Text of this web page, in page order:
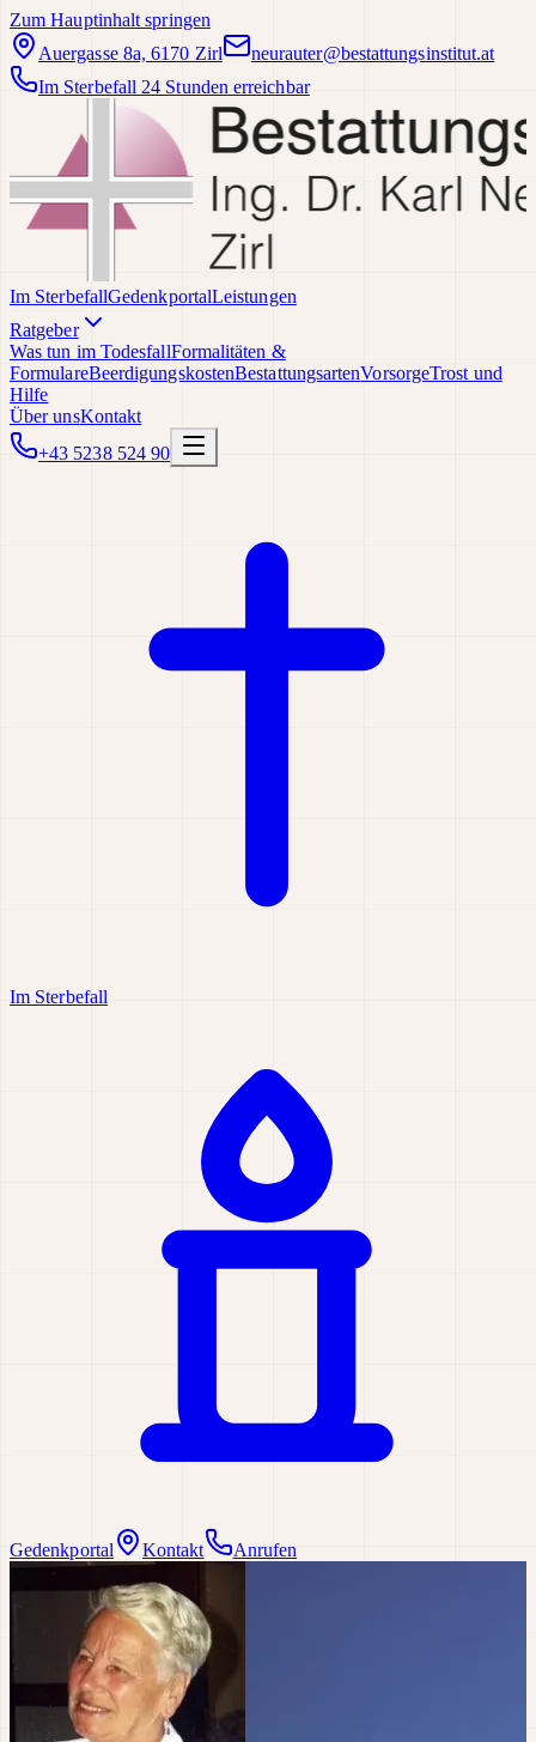
Zum Hauptinhalt springen
Auergasse 8a, 6170 Zirl
neurauter@bestattungsinstitut.at
Im Sterbefall 24 Stunden erreichbar
Im SterbefallGedenkportalLeistungen
Ratgeber
Was tun im TodesfallFormalitäten &
FormulareBeerdigungskostenBestattungsartenVorsorgeTrost und
Hilfe
Über unsKontakt
+43 5238 524 90
Im Sterbefall
Gedenkportal Kontakt Anrufen